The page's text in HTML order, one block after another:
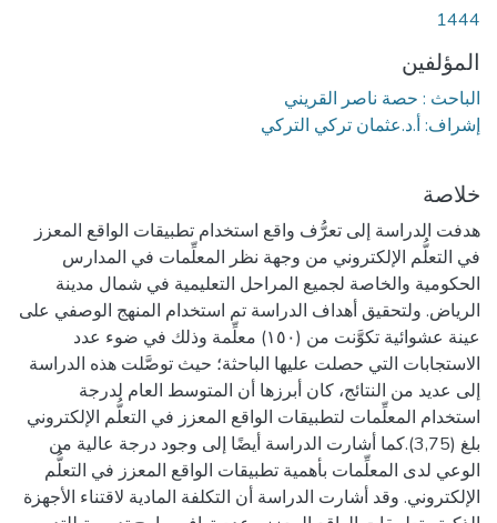
1444
المؤلفين
الباحث : حصة ناصر القريني
إشراف: أ.د.عثمان تركي التركي
خلاصة
هدفت الدراسة إلى تعرُّف واقع استخدام تطبيقات الواقع المعزز
في التعلُّم الإلكتروني من وجهة نظر المعلِّمات في المدارس
الحكومية والخاصة لجميع المراحل التعليمية في شمال مدينة
الرياض. ولتحقيق أهداف الدراسة تم استخدام المنهج الوصفي على
عينة عشوائية تكوَّنت من (١٥٠) معلِّمة وذلك في ضوء عدد
الاستجابات التي حصلت عليها الباحثة؛ حيث توصَّلت هذه الدراسة
إلى عديد من النتائج، كان أبرزها أن المتوسط العام لدرجة
استخدام المعلِّمات لتطبيقات الواقع المعزز في التعلُّم الإلكتروني
بلغ (3,75).كما أشارت الدراسة أيضًا إلى وجود درجة عالية من
الوعي لدى المعلِّمات بأهمية تطبيقات الواقع المعزز في التعلُّم
الإلكتروني. وقد أشارت الدراسة أن التكلفة المادية لاقتناء الأجهزة